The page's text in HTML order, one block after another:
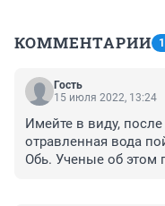
КОММЕНТАРИИ
Гость
15 июля 2022, 13:24
Имейте в виду,
отравленная вода
Обь. Ученые об этом